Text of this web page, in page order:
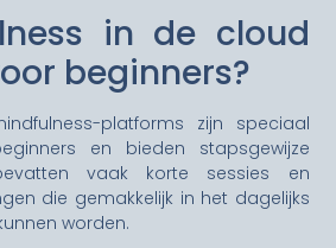
in de cloud
beginners?
platforms zijn speciaal
en bieden stapsgewijze
vaak korte sessies en
die gemakkelijk in het dagelijks
worden.